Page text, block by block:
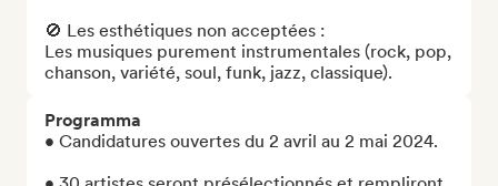
🚫 Les esthétiques non acceptées :
Les musiques purement instrumentales (rock, pop,
chanson, variété, soul, funk, jazz, classique).
Programma
• Candidatures ouvertes du 2 avril au 2 mai 2024.